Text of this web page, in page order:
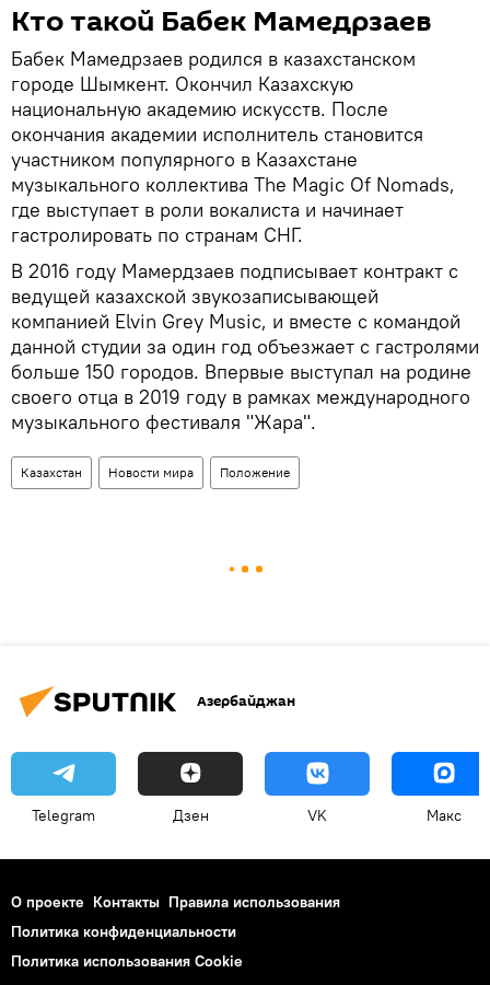
Кто такой Бабек Мамедрзаев
Бабек Мамедрзаев родился в казахстанском
городе Шымкент. Окончил Казахскую
национальную академию искусств. После
окончания академии исполнитель становится
участником популярного в Казахстане
музыкального коллектива The Magic Of Nomads,
где выступает в роли вокалиста и начинает
гастролировать по странам СНГ.
В 2016 году Мамердзаев подписывает контракт с
ведущей казахской звукозаписывающей
компанией Elvin Grey Music, и вместе с командой
данной студии за один год объезжает с гастролями
больше 150 городов. Впервые выступал на родине
своего отца в 2019 году в рамках международного
музыкального фестиваля "Жара".
Казахстан Новости мира Положение
Азербайджан
Telegram Дзен VK Макс
О проекте Контакты Правила использования
Политика конфиденциальности
Политика использования Cookie